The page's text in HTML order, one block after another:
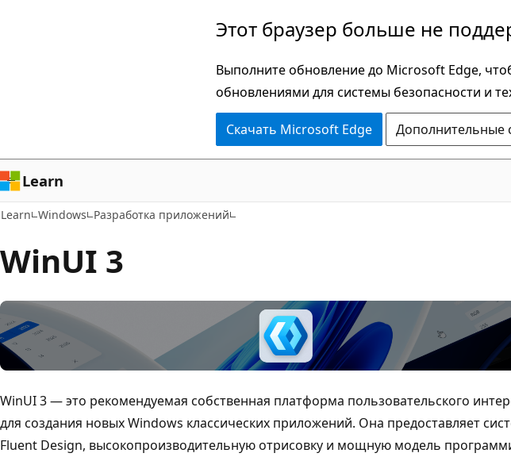
Этот браузер больше не
Выполните обновление до Microsoft Edge,
обновлениями для системы безопасности и
Скачать Microsoft Edge Дополнительные
Learn
Learn Windows Разработка приложений
WinUI 3
WinUI 3 — это рекомендуемая собственная платформа пользовательского
для создания новых Windows классических приложений. Она предоставляет
Fluent Design, высокопроизводительную отрисовку и мощную модель